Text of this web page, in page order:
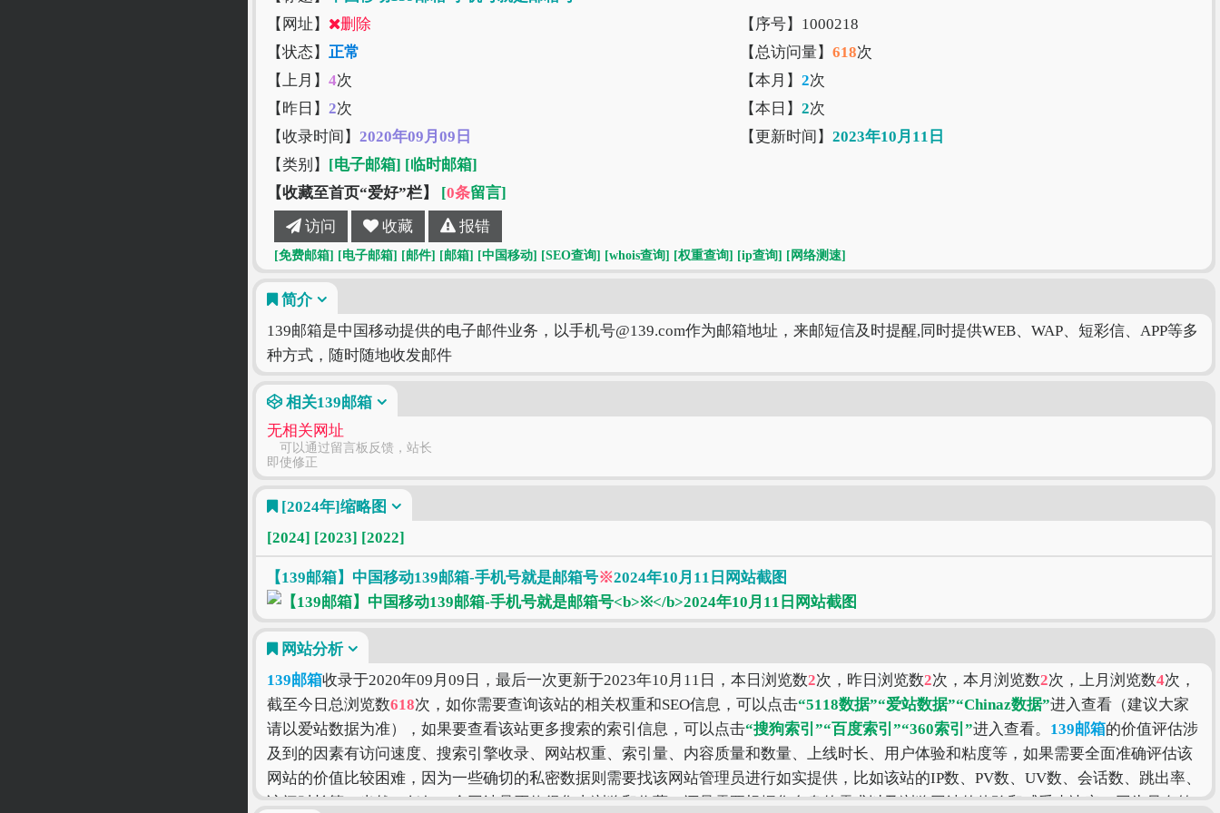
【网址】
删除
【序号】1000218
【状态】 正常 【总访问量】 618次
【上月】 4次 【本月】 2次
【昨日】 2次 【本日】 2次
【收录时间】 2020年09月09日 【更新时间】 2023年10月11日
【类别】 [电子邮箱] [临时邮箱]
【收藏至首页“爱好”栏】
[0条留言]
访问 收藏 报错
[免费邮箱] [电子邮箱] [邮件] [邮箱] [中国移动] [SEO查询] [whois查询] [权重查询] [ip查询] [网络测速]
简介
139邮箱是中国移动提供的电子邮件业务，以手机号@139.com作为邮箱地址，来邮短信及时提醒,同时提供WEB、WAP、短彩信、APP等多
种方式，随时随地收发邮件
相关139邮箱
无相关网址
可以通过留言板反馈，站长
即使修正
[2024年]缩略图
[2024] [2023] [2022]
【139邮箱】中国移动139邮箱-手机号就是邮箱号※2024年10月11日网站截图
网站分析
139邮箱收录于2020年09月09日，最后一次更新于2023年10月11日，本日浏览数2次，昨日浏览数2次，本月浏览数2次，上月浏览数4次，
截至今日总浏览数618次，如你需要查询该站的相关权重和SEO信息，可以点击“5118数据”“爱站数据”“Chinaz数据”进入查看（建议大家
请以爱站数据为准），如果要查看该站更多搜索的索引信息，可以点击“搜狗索引”“百度索引”“360索引”进入查看。 139邮箱的价值评估涉
及到的因素有访问速度、搜索引擎收录、网站权重、索引量、内容质量和数量、上线时长、用户体验和粘度等，如果需要全面准确评估该
网站的价值比较困难，因为一些确切的私密数据则需要找该网站管理员进行如实提供，比如该站的IP数、PV数、UV数、会话数、跳出率、
访问时长等！当然，任何一个网站是否值得您去浏览和收藏，还是需要根据您自身的需求以及浏览网站的体验和感受来决定，因为只有符